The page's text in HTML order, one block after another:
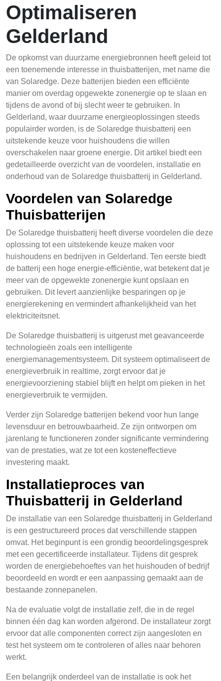
Optimaliseren
Gelderland
De opkomst van duurzame energiebronnen heeft geleid tot
een toenemende interesse in thuisbatterijen, met name die
van Solaredge. Deze batterijen bieden een efficiënte
manier om overdag opgewekte zonenergie op te slaan en
tijdens de avond of bij slecht weer te gebruiken. In
Gelderland, waar duurzame energieoplossingen steeds
populairder worden, is de Solaredge thuisbatterij een
uitstekende keuze voor huishoudens die willen
overschakelen naar groene energie. Dit artikel biedt een
gedetailleerde overzicht van de voordelen, installatie en
onderhoud van de Solaredge thuisbatterij in Gelderland.
Voordelen van Solaredge
Thuisbatterijen
De Solaredge thuisbatterij heeft diverse voordelen die deze
oplossing tot een uitstekende keuze maken voor
huishoudens en bedrijven in Gelderland. Ten eerste biedt
de batterij een hoge energie-efficiëntie, wat betekent dat je
meer van de opgewekte zonenergie kunt opslaan en
gebruiken. Dit levert aanzienlijke besparingen op je
energierekening en vermindert afhankelijkheid van het
elektriciteitsnet.
De Solaredge thuisbatterij is uitgerust met geavanceerde
technologieën zoals een intelligente
energiemanagementsysteem. Dit systeem optimaliseert de
energieverbruik in realtime, zorgt ervoor dat je
energievoorziening stabiel blijft en helpt om pieken in het
energieverbruik te vermijden.
Verder zijn Solaredge batterijen bekend voor hun lange
levensduur en betrouwbaarheid. Ze zijn ontworpen om
jarenlang te functioneren zonder significante vermindering
van de prestaties, wat ze tot een kosteneffectieve
investering maakt.
Installatieproces van
Thuisbatterij in Gelderland
De installatie van een Solaredge thuisbatterij in Gelderland
is een gestructureerd proces dat verschillende stappen
omvat. Het beginpunt is een grondig beoordelingsgesprek
met een gecertificeerde installateur. Tijdens dit gesprek
worden de energiebehoeftes van het huishouden of bedrijf
beoordeeld en wordt er een aanpassing gemaakt aan de
bestaande zonnepanelen.
Na de evaluatie volgt de installatie zelf, die in de regel
binnen één dag kan worden afgerond. De installateur zorgt
ervoor dat alle componenten correct zijn aangesloten en
test het systeem om te controleren of alles naar behoren
werkt.
Een belangrijk onderdeel van de installatie is ook het